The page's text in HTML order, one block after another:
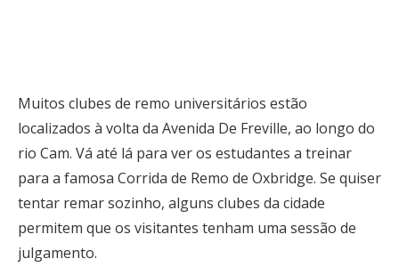
Muitos clubes de remo universitários estão
localizados à volta da Avenida De Freville, ao longo do
rio Cam. Vá até lá para ver os estudantes a treinar
para a famosa Corrida de Remo de Oxbridge. Se quiser
tentar remar sozinho, alguns clubes da cidade
permitem que os visitantes tenham uma sessão de
julgamento.